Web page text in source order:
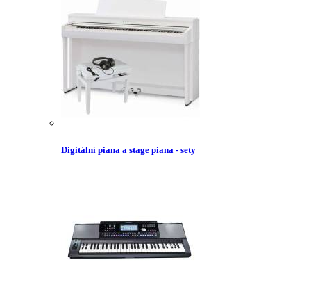
Digitální piana a stage piana - sety